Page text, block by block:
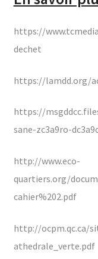
https://
dechet
https://lamdd.org/
https://
sane-zc3a9ro-
http://www.eco-
quartiers.org/
cahier%202.pdf
http://ocpm.qc.ca/
athedrale_verte.pdf